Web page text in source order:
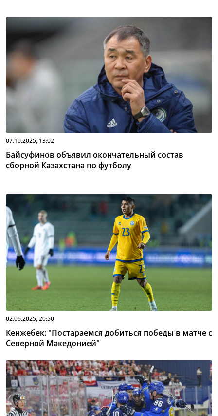
07.10.2025, 13:02
Байсуфинов объявил окончательный состав
сборной Казахстана по футболу
02.06.2025, 20:50
Кенжебек: "Постараемся добиться победы в матче с
Северной Македонией"